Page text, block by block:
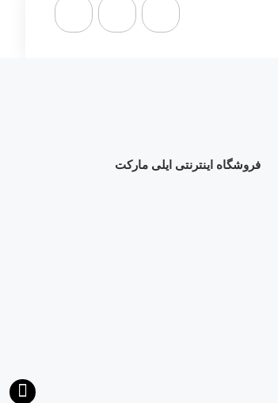
فروشگاه اینترنتی ایلی مارکت